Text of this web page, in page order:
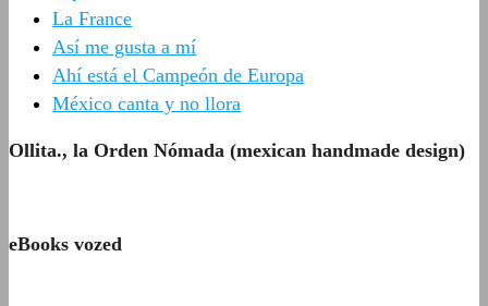
La France
Así me gusta a mí
Ahí está el Campeón de Europa
México canta y no llora
Ollita., la Orden Nómada (mexican handmade design)
eBooks vozed